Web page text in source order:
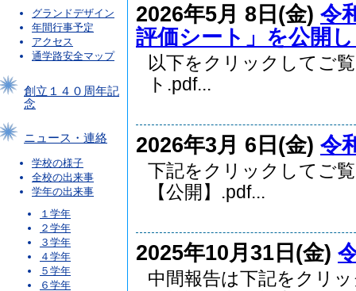
グランドデザイン
年間行事予定
アクセス
通学路安全マップ
創立１４０周年記
念
ニュース・連絡
学校の様子
全校の出来事
学年の出来事
１学年
２学年
３学年
４学年
５学年
６学年
2026年5月 8日(金) 令
評価シート」を公開
以下をクリックしてご
ト.pdf...
2026年3月 6日(金) 令
下記をクリックしてご
【公開】.pdf...
2025年10月31日(金)
中間報告は下記をクリ